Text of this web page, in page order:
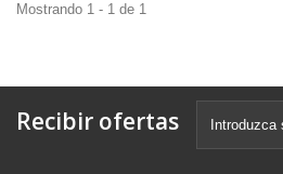
Mostrando 1 - 1 de 1
Recibir ofertas